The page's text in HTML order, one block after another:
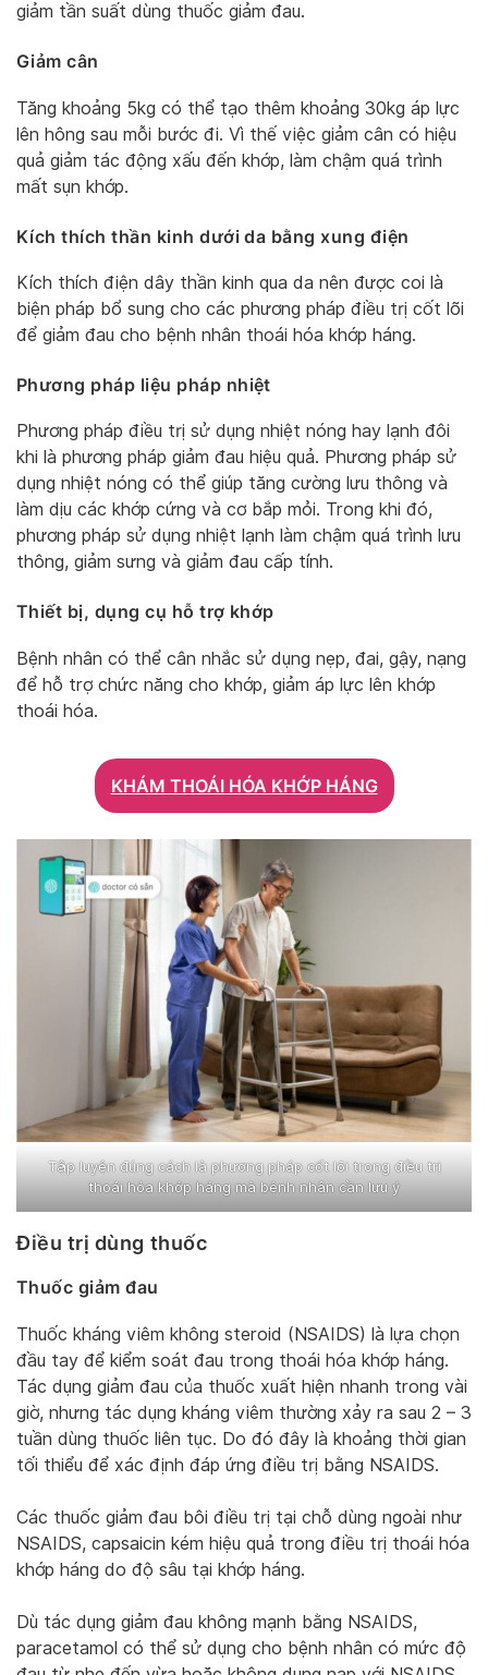
giảm tần suất dùng thuốc giảm đau.
Giảm cân
Tăng khoảng 5kg có thể tạo thêm khoảng 30kg áp lực
lên hông sau mỗi bước đi. Vì thế việc giảm cân có hiệu
quả giảm tác động xấu đến khớp, làm chậm quá trình
mất sụn khớp.
Kích thích thần kinh dưới da bằng xung điện
Kích thích điện dây thần kinh qua da nên được coi là
biện pháp bổ sung cho các phương pháp điều trị cốt lõi
để giảm đau cho bệnh nhân thoái hóa khớp háng.
Phương pháp liệu pháp nhiệt
Phương pháp điều trị sử dụng nhiệt nóng hay lạnh đôi
khi là phương pháp giảm đau hiệu quả. Phương pháp sử
dụng nhiệt nóng có thể giúp tăng cường lưu thông và
làm dịu các khớp cứng và cơ bắp mỏi. Trong khi đó,
phương pháp sử dụng nhiệt lạnh làm chậm quá trình lưu
thông, giảm sưng và giảm đau cấp tính.
Thiết bị, dụng cụ hỗ trợ khớp
Bệnh nhân có thể cân nhắc sử dụng nẹp, đai, gậy, nạng
để hỗ trợ chức năng cho khớp, giảm áp lực lên khớp
thoái hóa.
KHÁM THOÁI HÓA KHỚP HÁNG
Tập luyện đúng cách là phương pháp cốt lõi trong điều trị
thoái hóa khớp háng mà bệnh nhân cần lưu ý
Điều trị dùng thuốc
Thuốc giảm đau
Thuốc kháng viêm không steroid (NSAIDS) là lựa chọn
đầu tay để kiểm soát đau trong thoái hóa khớp háng.
Tác dụng giảm đau của thuốc xuất hiện nhanh trong vài
giờ, nhưng tác dụng kháng viêm thường xảy ra sau 2 – 3
tuần dùng thuốc liên tục. Do đó đây là khoảng thời gian
tối thiểu để xác định đáp ứng điều trị bằng NSAIDS.
Các thuốc giảm đau bôi điều trị tại chỗ dùng ngoài như
NSAIDS, capsaicin kém hiệu quả trong điều trị thoái hóa
khớp háng do độ sâu tại khớp háng.
Dù tác dụng giảm đau không mạnh bằng NSAIDS,
paracetamol có thể sử dụng cho bệnh nhân có mức độ